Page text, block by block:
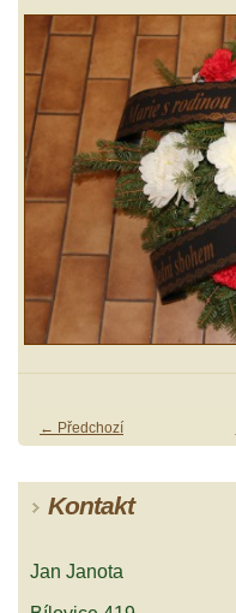
← Předchozí
Kontakt
Jan Janota